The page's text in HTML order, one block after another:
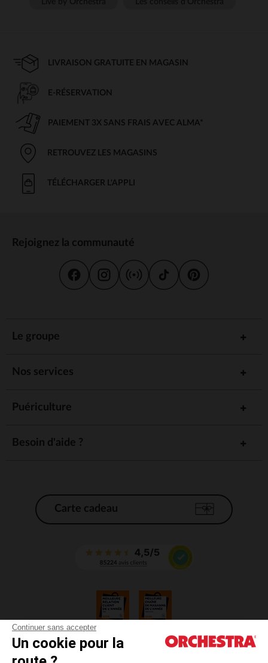
Continuer sans accepter
Un cookie pour la
LIVRAISON GRATUITE EN MAGASIN
E-RÉSERVATION
PAIEMENT 3X SANS FRAIS AVEC ALMA*
RETROUVEZ LES MAGASINS
TÉLÉCHARGER L'APPLI
Rejoignez la communauté
Le groupe
Nos services
Puériculture
Besoin d'aide ?
Carte cadeau